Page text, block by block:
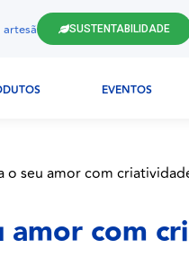
artesã SUSTENTABILIDADE
EVENTOS
amor com